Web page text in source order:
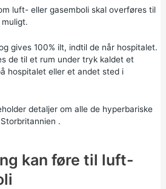
luft- eller gasemboli skal overføres til
gives 100% ilt, indtil de når hospitalet.
de til et rum under tryk kaldet et
hospitalet eller et andet sted i
detaljer om alle de hyperbariske
.
kan føre til luft-